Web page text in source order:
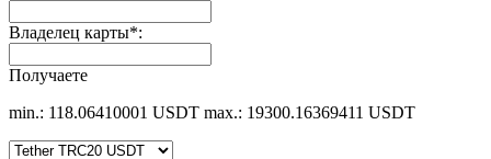
Владелец карты*:
Получаете
min.: 118.06410001 USDT max.: 19300.16369411 USDT